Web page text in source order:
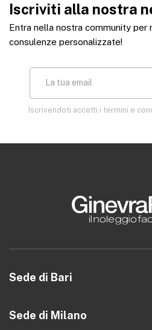
Iscriviti alla nostra
Entra nella nostra community per
consulenze personalizzate!
La tua email
Iscrivendoti accetti i termini e
Sede di Bari
70126 Bari
Sede di Milano